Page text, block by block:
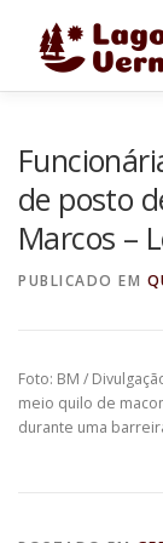
FALE CONOSCO
de posto
Marcos –
PUBLICADO EM
Foto: BM /
meio quilo de
durante uma